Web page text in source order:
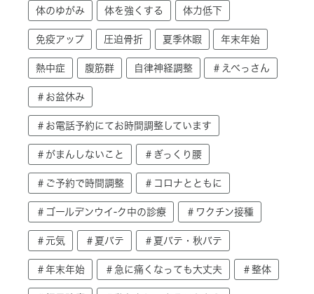
体のゆがみ 体を強くする 体力低下
免疫アップ 圧迫骨折 夏季休暇 年末年始
熱中症 腹筋群 自律神経調整 ＃えべっさん
＃お盆休み
＃お電話予約にてお時間調整しています
＃がまんしないこと ＃ぎっくり腰
＃ご予約で時間調整 ＃コロナとともに
＃ゴールデンウイ-ク中の診療 ＃ワクチン接種
＃元気 ＃夏バテ ＃夏バテ・秋バテ
＃年末年始 ＃急に痛くなっても大丈夫 ＃整体